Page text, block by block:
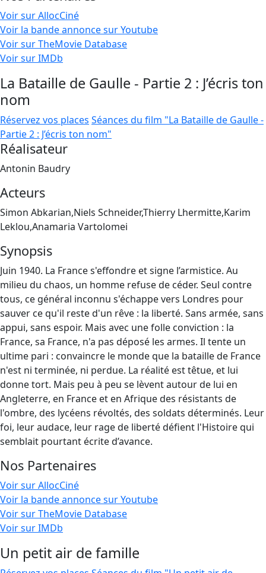
Voir sur AllocCiné
Voir la bande annonce sur Youtube
Voir sur TheMovie Database
Voir sur IMDb
La Bataille de Gaulle - Partie 2 : J’écris ton
nom
Réservez vos places Séances du film "La Bataille de Gaulle -
Partie 2 : J’écris ton nom"
Réalisateur
Antonin Baudry
Acteurs
Simon Abkarian,Niels Schneider,Thierry Lhermitte,Karim
Leklou,Anamaria Vartolomei
Synopsis
Juin 1940. La France s'effondre et signe l’armistice. Au
milieu du chaos, un homme refuse de céder. Seul contre
tous, ce général inconnu s'échappe vers Londres pour
sauver ce qu'il reste d'un rêve : la liberté. Sans armée, sans
appui, sans espoir. Mais avec une folle conviction : la
France, sa France, n'a pas déposé les armes. Il tente un
ultime pari : convaincre le monde que la bataille de France
n'est ni terminée, ni perdue. La réalité est têtue, et lui
donne tort. Mais peu à peu se lèvent autour de lui en
Angleterre, en France et en Afrique des résistants de
l'ombre, des lycéens révoltés, des soldats déterminés. Leur
foi, leur audace, leur rage de liberté défient l'Histoire qui
semblait pourtant écrite d’avance.
Nos Partenaires
Voir sur AllocCiné
Voir la bande annonce sur Youtube
Voir sur TheMovie Database
Voir sur IMDb
Un petit air de famille